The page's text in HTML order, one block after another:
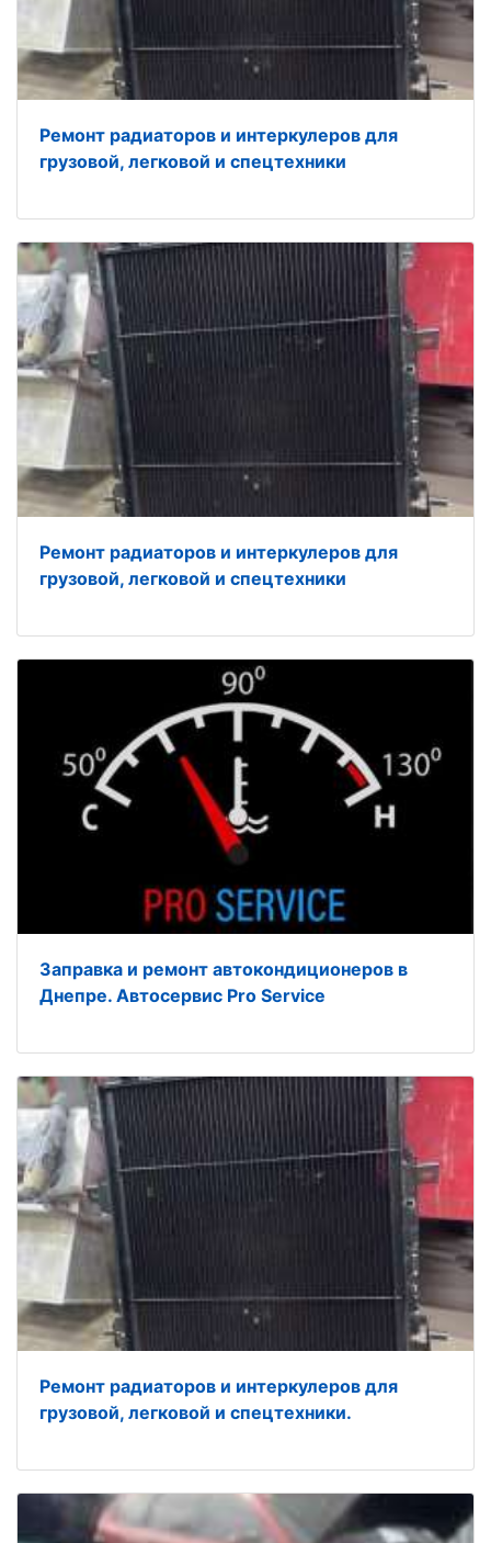
Ремонт радиаторов и интеркулеров для
грузовой, легковой и спецтехники
Ремонт радиаторов и интеркулеров для
грузовой, легковой и спецтехники
Заправка и ремонт автокoндиционеров в
Днепре. Автосервис Pro Service
Ремонт радиаторов и интеркулеров для
грузовой, легковой и спецтехники.